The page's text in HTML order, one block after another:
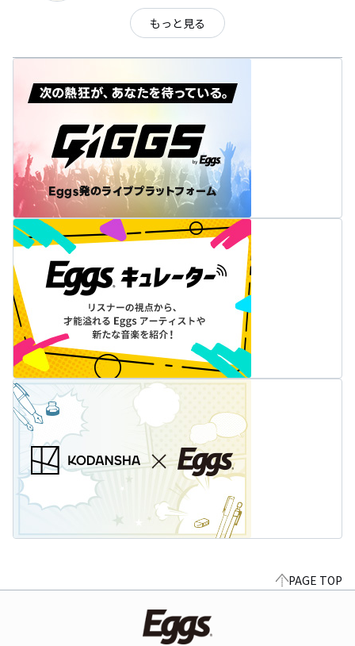
もっと見る
PAGE TOP